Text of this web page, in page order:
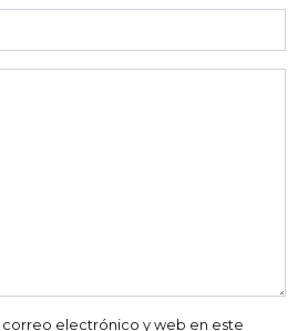
correo electrónico y web en este